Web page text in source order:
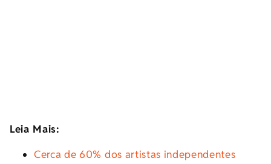
Leia Mais:
Cerca de 60% dos artistas independentes